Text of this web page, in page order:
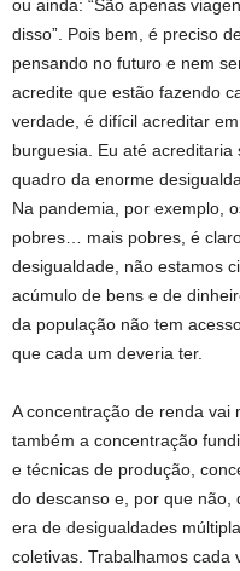
ou ainda: “São apenas
disso”. Pois bem, é preciso
pensando no futuro e nem
acredite que estão fazendo
verdade, é difícil acreditar
burguesia. Eu até
quadro da enorme
Na pandemia, por exemplo,
pobres… mais pobres, é
desigualdade, não estamos
acúmulo de bens e de
da população não tem
que cada um deveria ter.
A concentração de renda vai
também a concentração
e técnicas de produção,
do descanso e, por que não,
era de desigualdades
coletivas. Trabalhamos cada